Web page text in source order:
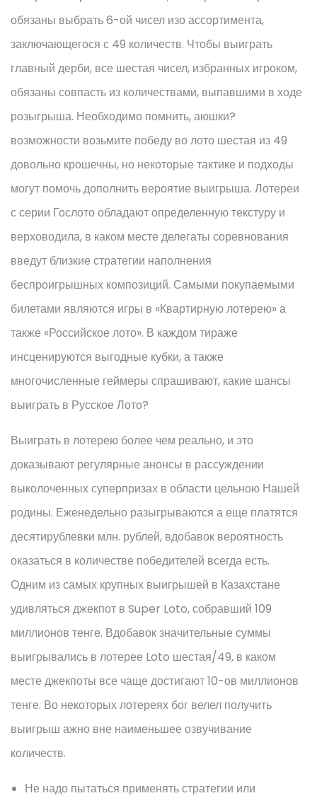
обязаны выбрать 6-ой чисел изо ассортимента,
заключающегося с 49 количеств. Чтобы выиграть
главный дерби, все шестая чисел, избранных игроком,
обязаны совпасть из количествами, выпавшими в ходе
розыгрыша. Необходимо помнить, аюшки?
возможности возьмите победу во лото шестая из 49
довольно крошечны, но некоторые тактике и подходы
могут помочь дополнить вероятие выигрыша. Лотереи
с серии Гослото обладают определенную текстуру и
верховодила, в каком месте делегаты соревнования
введут близкие стратегии наполнения
беспроигрышных композиций. Самыми покупаемыми
билетами являются игры в «Квартирную лотерею» а
также «Российское лото». В каждом тираже
инсценируются выгодные кубки, а также
многочисленные геймеры спрашивают, какие шансы
выиграть в Русское Лото?
Выиграть в лотерею более чем реально, и это
доказывают регулярные анонсы в рассуждении
выколоченных суперпризах в области цельною Нашей
родины. Еженедельно разыгрываются а еще платятся
десятирублевки млн. рублей, вдобавок вероятность
оказаться в количестве победителей всегда есть.
Одним из самых крупных выигрышей в Казахстане
удивляться джекпот в Super Loto, собравший 109
миллионов тенге. Вдобавок значительные суммы
выигрывались в лотерее Loto шестая/49, в каком
месте джекпоты все чаще достигают 10-ов миллионов
тенге. Во некоторых лотереях бог велел получить
выигрыш ажно вне наименьшее озвучивание
количеств.
Не надо пытаться применять стратегии или